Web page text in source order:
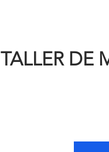
TALLER DE